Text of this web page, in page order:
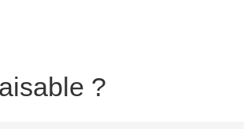
?